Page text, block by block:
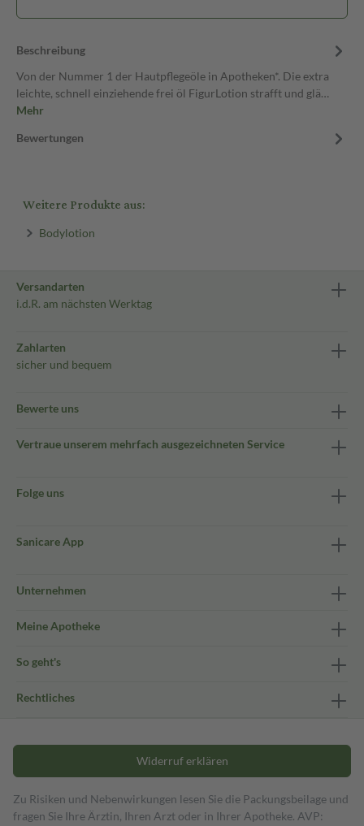
Beschreibung
Von der Nummer 1 der Hautpflegeöle in Apotheken*. Die extra
leichte, schnell einziehende frei öl FigurLotion strafft und glä…
Mehr
Bewertungen
Weitere Produkte aus:
Bodylotion
Versandarten
i.d.R. am nächsten Werktag
Zahlarten
sicher und bequem
Bewerte uns
Vertraue unserem mehrfach ausgezeichneten Service
Folge uns
Sanicare App
Unternehmen
Meine Apotheke
So geht's
Rechtliches
Widerruf erklären
Zu Risiken und Nebenwirkungen lesen Sie die Packungsbeilage und
fragen Sie Ihre Ärztin, Ihren Arzt oder in Ihrer Apotheke. AVP: